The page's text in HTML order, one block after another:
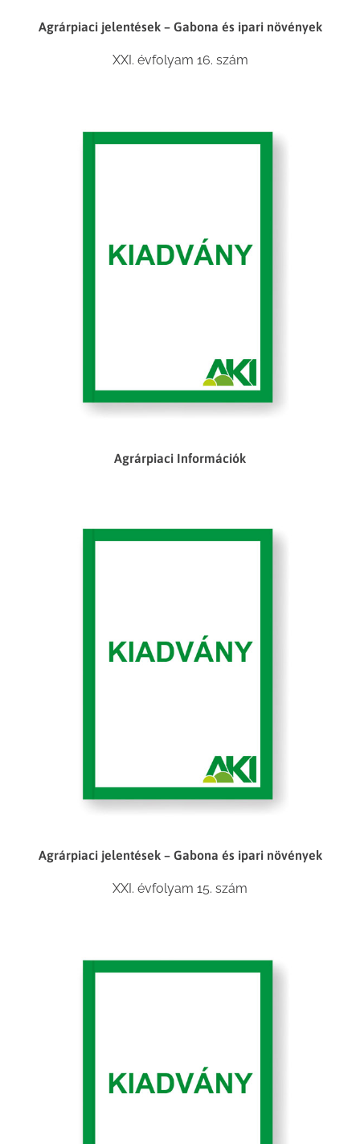
Agrárpiaci jelentések – Gabona és ipari növények
XXI. évfolyam 16. szám
Agrárpiaci Információk
Agrárpiaci jelentések – Gabona és ipari növények
XXI. évfolyam 15. szám